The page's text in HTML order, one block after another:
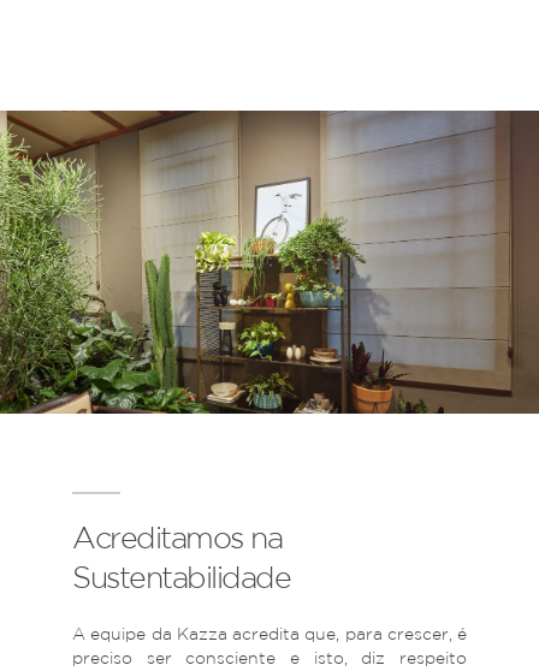
Acreditamos na
Sustentabilidade
A equipe da Kazza acredita que, para crescer, é
preciso ser consciente e isto, diz respeito